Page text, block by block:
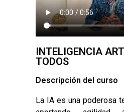
INTELIGENCIA
TODOS
Descripción del curso
La IA es una poderosa